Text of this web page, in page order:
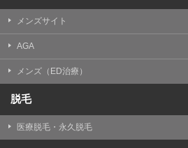
メンズサイト
AGA
メンズ（ED治療）
脱毛
医療脱毛・永久脱毛